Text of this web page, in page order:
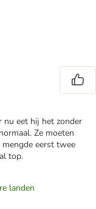
nu eet hij het zonder
Ze moeten
eerst twee
top.
landen